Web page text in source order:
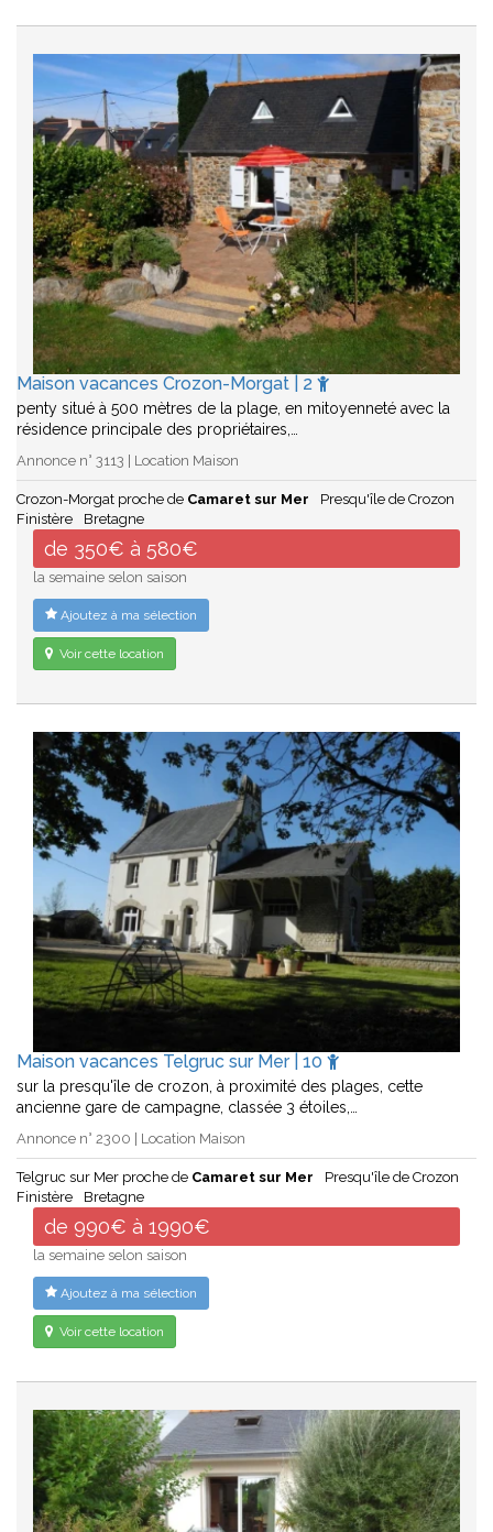
Maison vacances Crozon-Morgat | 2
penty situé à 500 mètres de la plage, en mitoyenneté avec la
résidence principale des propriétaires,…
Annonce n° 3113 | Location Maison
Crozon-Morgat proche de Camaret sur Mer
Presqu'île de Crozon
Finistère
Bretagne
de 350€ à 580€
la semaine selon saison
Ajoutez à ma sélection
Voir cette location
Maison vacances Telgruc sur Mer | 10
sur la presqu'île de crozon, à proximité des plages, cette
ancienne gare de campagne, classée 3 étoiles,…
Annonce n° 2300 | Location Maison
Telgruc sur Mer proche de Camaret sur Mer
Presqu'île de Crozon
Finistère
Bretagne
de 990€ à 1990€
la semaine selon saison
Ajoutez à ma sélection
Voir cette location